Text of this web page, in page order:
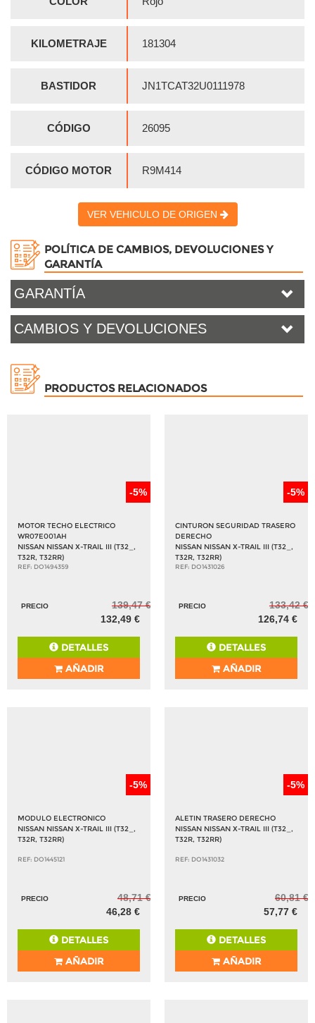
KILOMETRAJE 181304
BASTIDOR JN1TCAT32U0111978
CÓDIGO 26095
CÓDIGO MOTOR R9M414
VER VEHICULO DE ORIGEN
POLÍTICA DE CAMBIOS, DEVOLUCIONES Y
GARANTÍA
GARANTÍA
CAMBIOS Y DEVOLUCIONES
PRODUCTOS RELACIONADOS
-5%
MOTOR TECHO ELECTRICO
WR07E001AH
NISSAN NISSAN X-TRAIL III (T32_,
T32R, T32RR)
REF: DO1494359
PRECIO
139,47 €
132,49 €
DETALLES
AÑADIR
-5%
CINTURON SEGURIDAD TRASERO
DERECHO
NISSAN NISSAN X-TRAIL III (T32_,
T32R, T32RR)
REF: DO1431026
PRECIO
133,42 €
126,74 €
DETALLES
AÑADIR
-5%
MODULO ELECTRONICO
NISSAN NISSAN X-TRAIL III (T32_,
T32R, T32RR)
REF: DO1445121
PRECIO
48,71 €
46,28 €
DETALLES
AÑADIR
-5%
ALETIN TRASERO DERECHO
NISSAN NISSAN X-TRAIL III (T32_,
T32R, T32RR)
REF: DO1431032
PRECIO
60,81 €
57,77 €
DETALLES
AÑADIR